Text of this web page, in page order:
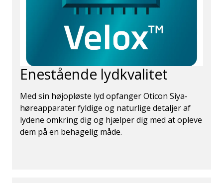
Enestående lydkvalitet
Med sin højopløste lyd opfanger Oticon Siya-
høreapparater fyldige og naturlige detaljer af
lydene omkring dig og hjælper dig med at opleve
dem på en behagelig måde.